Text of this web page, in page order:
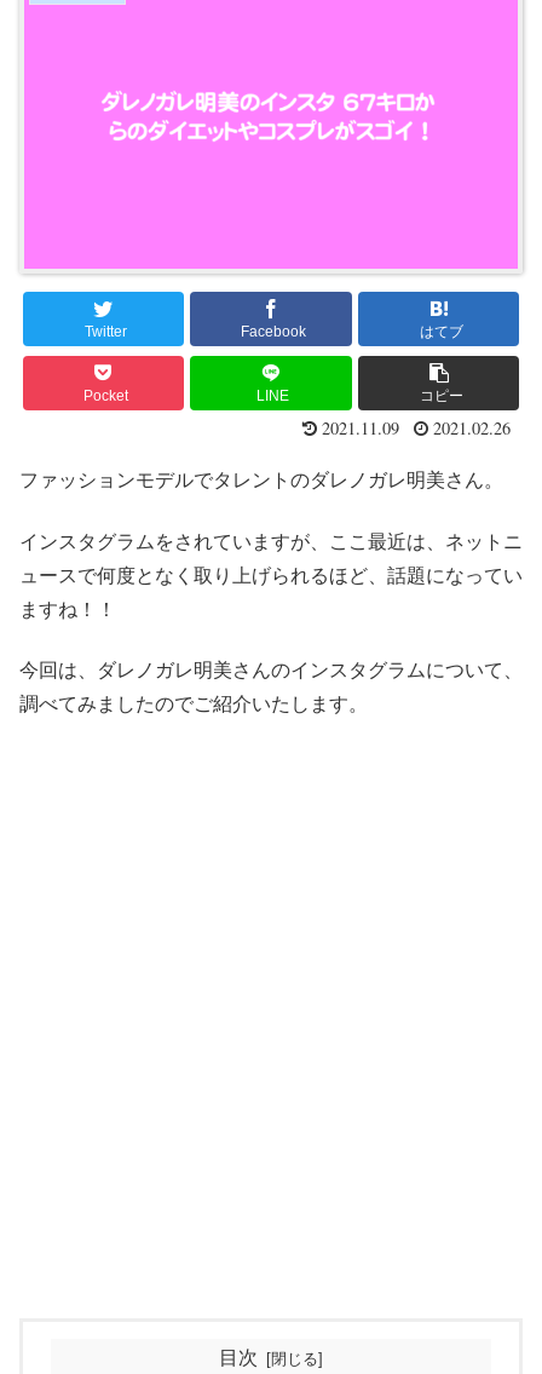
Twitter Facebook はてブ
Pocket LINE コピー
2021.11.09 2021.02.26
ファッションモデルでタレントのダレノガレ明美さん。
インスタグラムをされていますが、ここ最近は、ネットニ
ュースで何度となく取り上げられるほど、話題になってい
ますね！！
今回は、ダレノガレ明美さんのインスタグラムについて、
調べてみましたのでご紹介いたします。
目次